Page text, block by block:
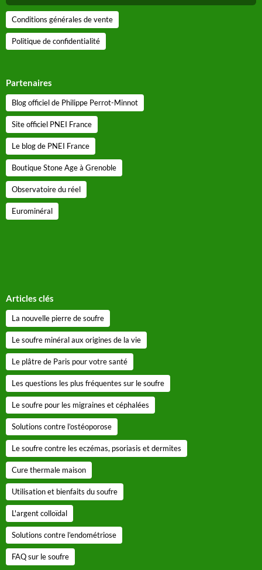
Conditions générales de vente
Politique de confidentialité
Partenaires
Blog officiel de Philippe Perrot-Minnot
Site officiel PNEI France
Le blog de PNEI France
Boutique Stone Age à Grenoble
Observatoire du réel
Eurominéral
Articles clés
La nouvelle pierre de soufre
Le soufre minéral aux origines de la vie
Le plâtre de Paris pour votre santé
Les questions les plus fréquentes sur le soufre
Le soufre pour les migraines et céphalées
Solutions contre l’ostéoporose
Le soufre contre les eczémas, psoriasis et dermites
Cure thermale maison
Utilisation et bienfaits du soufre
L'argent colloïdal
Solutions contre l’endométriose
FAQ sur le soufre